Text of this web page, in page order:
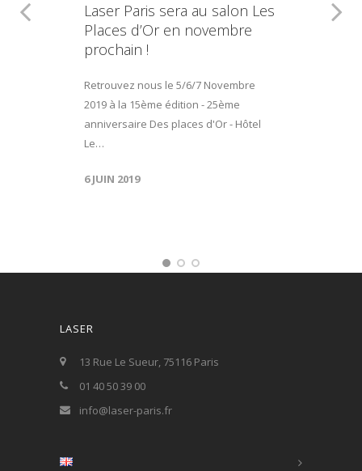
Laser Paris sera au salon Les
Places d’Or en novembre
prochain !
Retrouvez nous le 5/6/7 Novembre
2019 à la 15ème édition - 25ème
anniversaire Des places d'Or - Hôtel
Le…
6 JUIN 2019
LASER
13 Rue Le Sueur, 75116 Paris
01 40 50 39 00
info@laser-paris.fr